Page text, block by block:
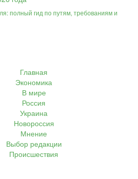
полный гид по путям, требованиям и
Главная
Экономика
В мире
Россия
Украина
Новороссия
Мнение
Выбор редакции
Происшествия